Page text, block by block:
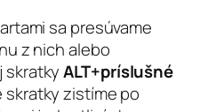
sa presúvame
z nich alebo
skratkyALT+príslušné
skratky zistíme po